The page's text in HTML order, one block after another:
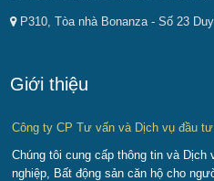
P310, Tòa nhà Bonanza - Số 23
Giới thiệu
Công ty CP Tư vấn và Dịch vụ đầu
Chúng tôi cung cấp thông tin và
nghiệp, Bất động sản căn hộ cho